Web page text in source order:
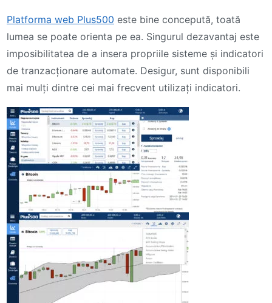
Platforma web Plus500 este bine concepută, toată
lumea se poate orienta pe ea. Singurul dezavantaj este
imposibilitatea de a insera propriile sisteme și indicatori
de tranzacționare automate. Desigur, sunt disponibili
mai mulți dintre cei mai frecvent utilizați indicatori.